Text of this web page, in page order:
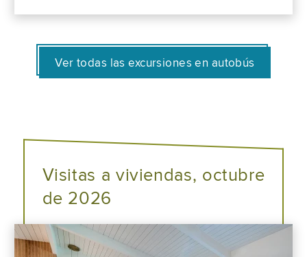
Ver todas las excursiones en autobús
Visitas a viviendas, octubre
de 2026